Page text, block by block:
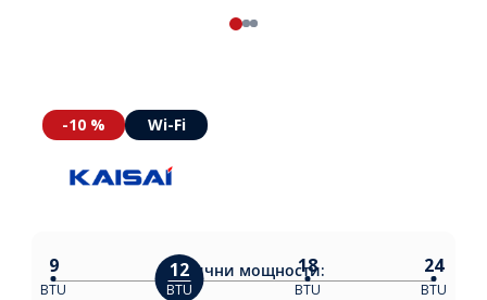
-10 % Wi-Fi
Налични мощности:
9
BTU
12
BTU
18
BTU
24
BTU